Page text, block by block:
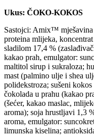
Ukus: ČOKO-KOKOS
Sastojci: Amix™
proteina mlijeka,
sladilom 17,4 %
kakao prah, emulgator:
maltitol sirup i sukraloza;
mast (palmino ulje i shea
polidekstroza; sušeni
čokolada u prahu (kakao
(šećer, kakao maslac,
aroma); soja hrustljavi 1,3
aroma, emulgator:
limunska kiselina;